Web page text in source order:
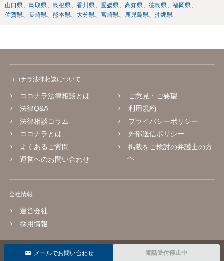
山口県
鳥取県 島根県 香川県 愛媛県 高知県 徳島県
福岡県
佐賀県
長崎県 熊本県 大分県 宮崎県 鹿児島県 沖縄県
メールでお問い合わせ 電話受付停止中
ココナラ法律相談について
ココナラ法律相談とは
法律Q&A
法律相談コラム
ココナラとは
よくあるご質問
運営へのお問い合わせ
ご意見・ご要望
利用規約
プライバシーポリシー
外部送信ポリシー
掲載をご検討の弁護士の方
へ
会社情報
運営会社
採用情報